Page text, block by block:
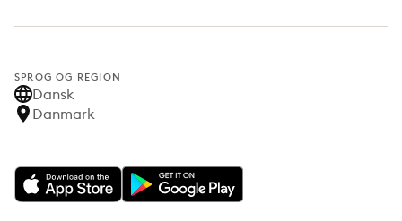
SPROG OG REGION
Dansk
Danmark